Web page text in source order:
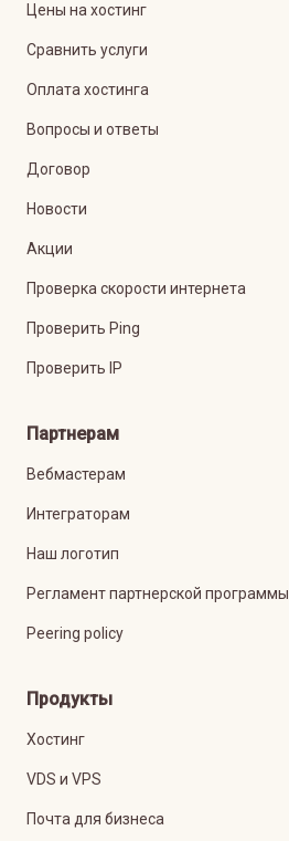
Цены на хостинг
Сравнить услуги
Оплата хостинга
Вопросы и ответы
Договор
Новости
Акции
Проверка скорости интернета
Проверить Ping
Проверить IP
Партнерам
Вебмастерам
Интеграторам
Наш логотип
Регламент партнерской программы
Peering policy
Продукты
Хостинг
VDS и VPS
Почта для бизнеса